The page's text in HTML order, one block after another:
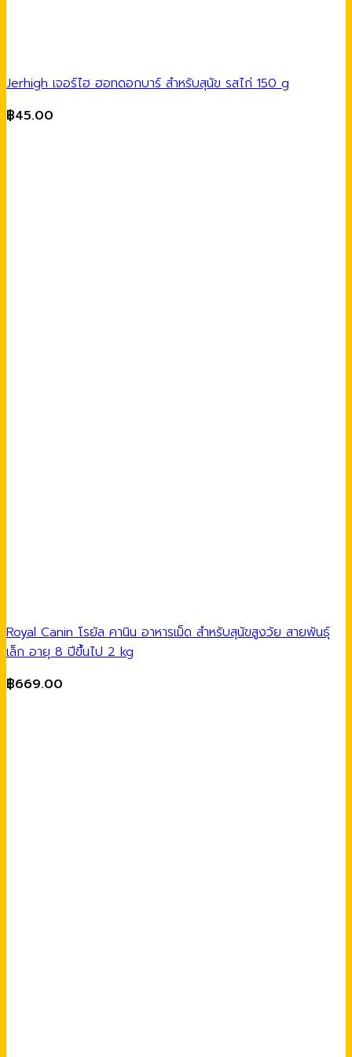
Jerhigh เจอร์ไฮ ฮอทดอกบาร์ สำหรับสุนัข รสไก่ 150 g
฿45.00
Royal Canin โรยัล คานิน อาหารเม็ด สำหรับสุนัขสูงวัย สายพันธุ์
เล็ก อายุ 8 ปีขึ้นไป 2 kg
฿669.00